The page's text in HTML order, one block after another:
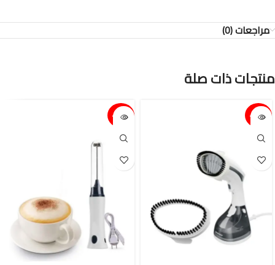
مراجعات (0)
منتجات ذات صلة
15%-
15%-